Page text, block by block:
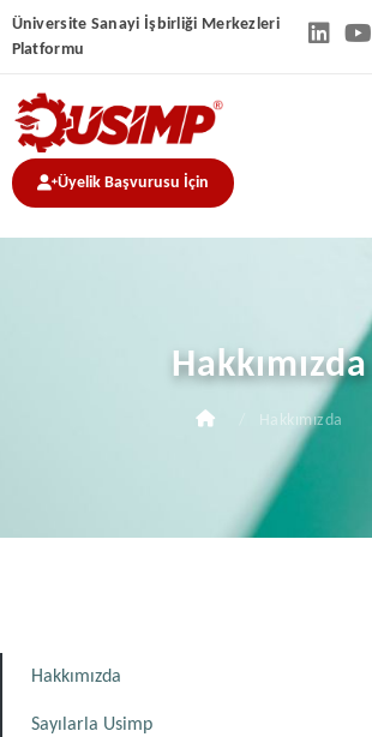
Üniversite Sanayi İşbirliği Merkezleri
Platformu
Üyelik Başvurusu İçin
Hakkımızda
Hakkımızda
Hakkımızda
Sayılarla Usimp